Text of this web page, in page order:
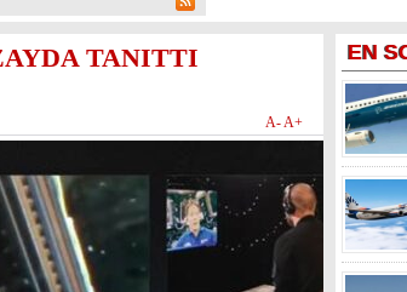
TANITTI
A-A+
EN